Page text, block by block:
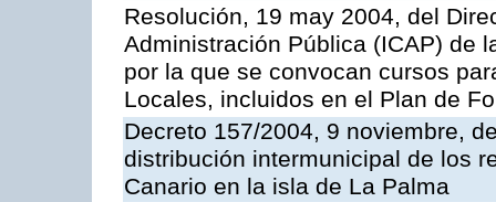
Resolución, 19 may 2004, del
Administración Pública (ICAP) de
por la que se convocan cursos
Locales, incluidos en el Plan de
Decreto 157/2004, 9 noviembre,
distribución intermunicipal de los
Canario en la isla de La Palma